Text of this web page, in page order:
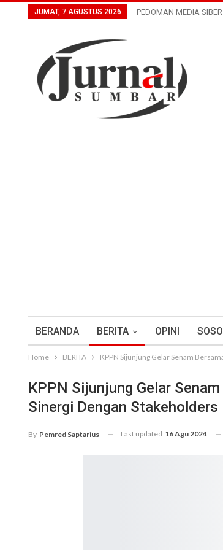
JUMAT, 7 AGUSTUS 2026 PEDOMAN MEDIA SIBER
BERANDA BERITA OPINI
Home BERITA KPPN Sijunjung Gelar Senam
KPPN Sijunjung Gelar
Sinergi Dengan Stakeholders
By Pemred Saptarius Last updated 16 Agu 2024